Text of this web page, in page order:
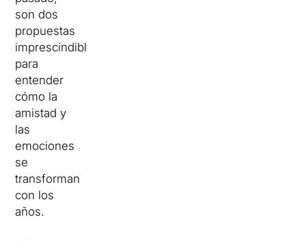
son dos
propuestas
imprescindibles
para
entender
cómo la
amistad y
las
emociones
se
transforman
con los
años.